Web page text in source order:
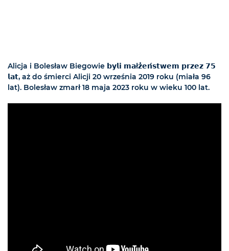
Alicja i Bolesław Biegowie 𝗯𝘆𝗹𝗶 𝗺𝗮ł𝘇̇𝗲𝗻́𝘀𝘁𝘄𝗲𝗺 𝗽𝗿𝘇𝗲𝘇 𝟳𝟱
𝗹𝗮𝘁, aż do śmierci Alicji 20 września 2019 roku (miała 96
lat). Bolesław zmarł 18 maja 2023 roku w wieku 100 lat.